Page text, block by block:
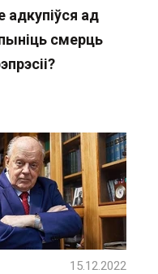
адкупіўся ад
смерць
15.12.2022